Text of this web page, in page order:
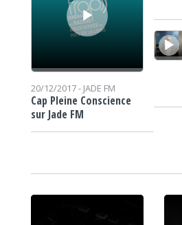
20/12/2017 - JADE FM
Cap Pleine Conscience
sur Jade FM